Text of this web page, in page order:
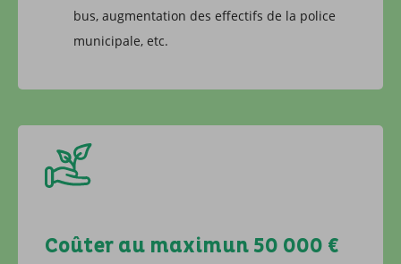
bus, augmentation des effectifs de la police
municipale, etc.
Coûter au maximun 50 000 €